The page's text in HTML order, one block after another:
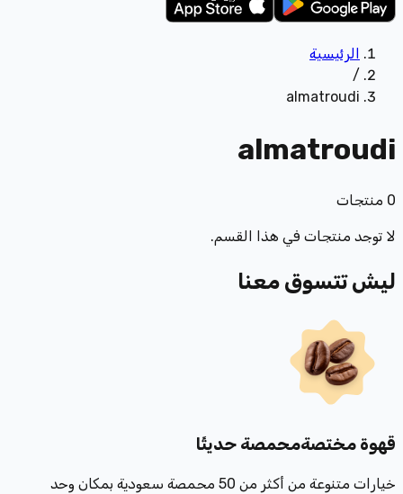
الرئيسية
/
almatroudi
almatroudi
0 منتجات
لا توجد منتجات في هذا القسم.
ليش تتسوق معنا
قهوة مختصةمحمصة حديثًا
خيارات متنوعة من أكثر من 50 محمصة سعودية بمكان وحد